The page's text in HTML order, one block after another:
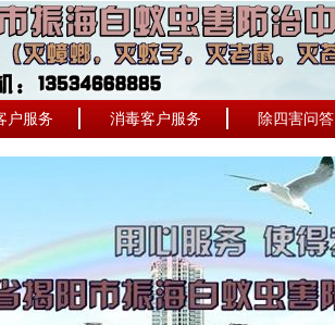
户服务 消毒客户服务 除四害问答